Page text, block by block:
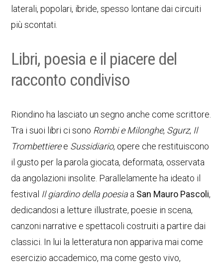
laterali, popolari, ibride, spesso lontane dai circuiti
più scontati.
Libri, poesia e il piacere del
racconto condiviso
Riondino ha lasciato un segno anche come scrittore.
Tra i suoi libri ci sono Rombi e Milonghe, Sgurz, Il
Trombettieree Sussidiario, opere che restituiscono
il gusto per la parola giocata, deformata, osservata
da angolazioni insolite. Parallelamente ha ideato il
festival Il giardino della poesia a San Mauro Pascoli,
dedicandosi a letture illustrate, poesie in scena,
canzoni narrative e spettacoli costruiti a partire dai
classici. In lui la letteratura non appariva mai come
esercizio accademico, ma come gesto vivo,